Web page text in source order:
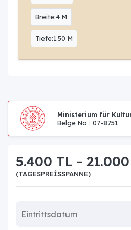
Breite:4 M
Tiefe:1.50 M
Ministerium für
Belge No : 07-8751
5.400 TL -
(TAGESPREISSPANNE)